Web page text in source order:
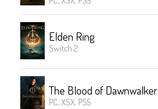
Elden Ring
Switch 2
The Blood of Dawnwalker
PC, XSX, PS5